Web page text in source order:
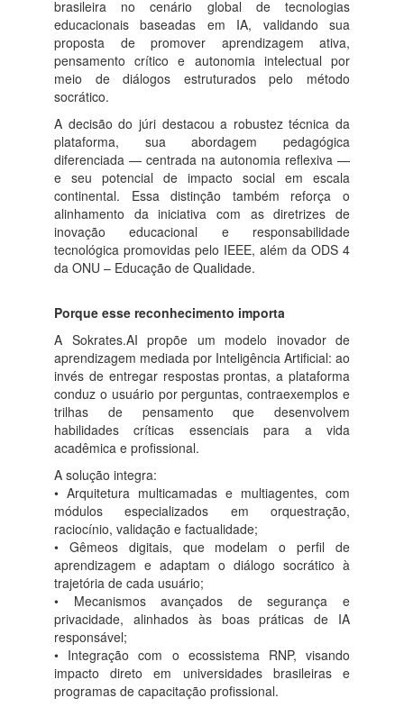
brasileira no cenário global de tecnologias
educacionais baseadas em IA, validando sua
proposta de promover aprendizagem ativa,
pensamento crítico e autonomia intelectual por
meio de diálogos estruturados pelo método
socrático.
A decisão do júri destacou a robustez técnica da
plataforma, sua abordagem pedagógica
diferenciada — centrada na autonomia reflexiva —
e seu potencial de impacto social em escala
continental. Essa distinção também reforça o
alinhamento da iniciativa com as diretrizes de
inovação educacional e responsabilidade
tecnológica promovidas pelo IEEE, além da ODS 4
da ONU – Educação de Qualidade.
Porque esse reconhecimento importa
A Sokrates.AI propõe um modelo inovador de
aprendizagem mediada por Inteligência Artificial: ao
invés de entregar respostas prontas, a plataforma
conduz o usuário por perguntas, contraexemplos e
trilhas de pensamento que desenvolvem
habilidades críticas essenciais para a vida
acadêmica e profissional.
A solução integra:
• Arquitetura multicamadas e multiagentes, com
módulos especializados em orquestração,
raciocínio, validação e factualidade;
• Gêmeos digitais, que modelam o perfil de
aprendizagem e adaptam o diálogo socrático à
trajetória de cada usuário;
• Mecanismos avançados de segurança e
privacidade, alinhados às boas práticas de IA
responsável;
• Integração com o ecossistema RNP, visando
impacto direto em universidades brasileiras e
programas de capacitação profissional.